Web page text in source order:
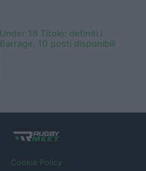
Under 18 Titolo: definiti i
Barrage, 10 posti disponibili
Cookie Policy